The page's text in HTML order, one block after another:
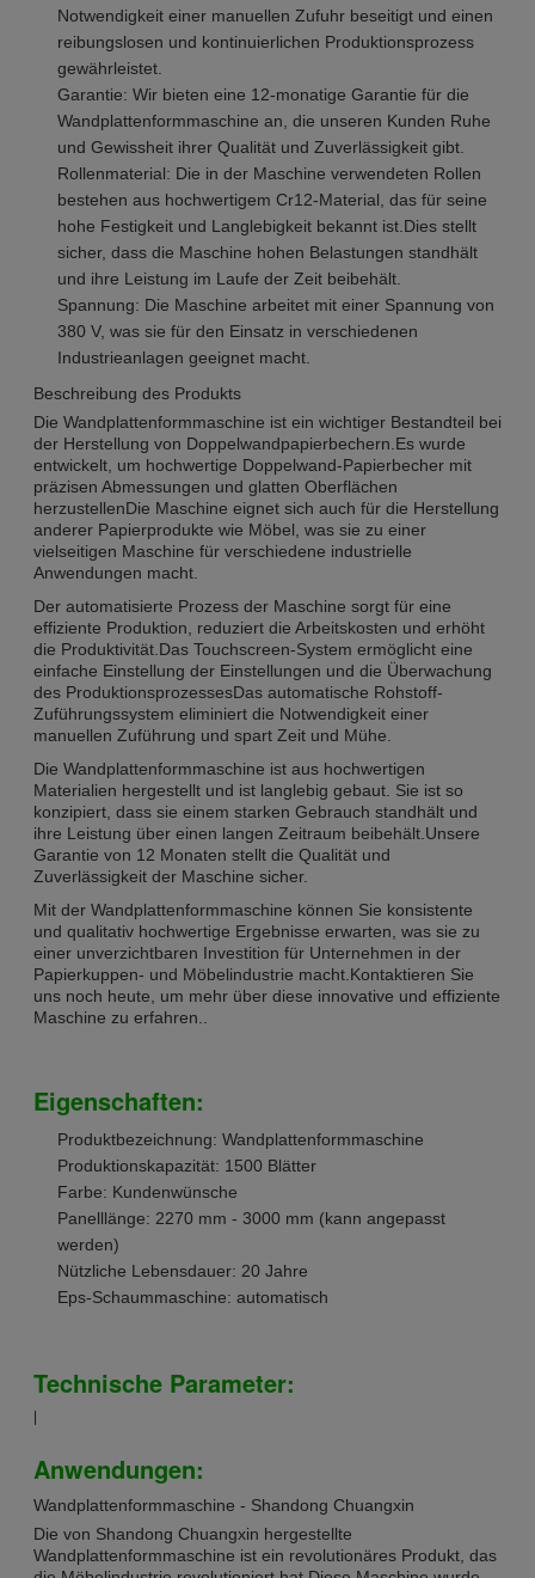
Notwendigkeit einer manuellen Zufuhr beseitigt und einen
reibungslosen und kontinuierlichen Produktionsprozess
gewährleistet.
Garantie: Wir bieten eine 12-monatige Garantie für die
Wandplattenformmaschine an, die unseren Kunden Ruhe
und Gewissheit ihrer Qualität und Zuverlässigkeit gibt.
Rollenmaterial: Die in der Maschine verwendeten Rollen
bestehen aus hochwertigem Cr12-Material, das für seine
hohe Festigkeit und Langlebigkeit bekannt ist.Dies stellt
sicher, dass die Maschine hohen Belastungen standhält
und ihre Leistung im Laufe der Zeit beibehält.
Spannung: Die Maschine arbeitet mit einer Spannung von
380 V, was sie für den Einsatz in verschiedenen
Industrieanlagen geeignet macht.
Beschreibung des Produkts
Die Wandplattenformmaschine ist ein wichtiger Bestandteil bei
der Herstellung von Doppelwandpapierbechern.Es wurde
entwickelt, um hochwertige Doppelwand-Papierbecher mit
präzisen Abmessungen und glatten Oberflächen
herzustellenDie Maschine eignet sich auch für die Herstellung
anderer Papierprodukte wie Möbel, was sie zu einer
vielseitigen Maschine für verschiedene industrielle
Anwendungen macht.
Der automatisierte Prozess der Maschine sorgt für eine
effiziente Produktion, reduziert die Arbeitskosten und erhöht
die Produktivität.Das Touchscreen-System ermöglicht eine
einfache Einstellung der Einstellungen und die Überwachung
des ProduktionsprozessesDas automatische Rohstoff-
Zuführungssystem eliminiert die Notwendigkeit einer
manuellen Zuführung und spart Zeit und Mühe.
Die Wandplattenformmaschine ist aus hochwertigen
Materialien hergestellt und ist langlebig gebaut. Sie ist so
konzipiert, dass sie einem starken Gebrauch standhält und
ihre Leistung über einen langen Zeitraum beibehält.Unsere
Garantie von 12 Monaten stellt die Qualität und
Zuverlässigkeit der Maschine sicher.
Mit der Wandplattenformmaschine können Sie konsistente
und qualitativ hochwertige Ergebnisse erwarten, was sie zu
einer unverzichtbaren Investition für Unternehmen in der
Papierkuppen- und Möbelindustrie macht.Kontaktieren Sie
uns noch heute, um mehr über diese innovative und effiziente
Maschine zu erfahren..
Eigenschaften:
Produktbezeichnung: Wandplattenformmaschine
Produktionskapazität: 1500 Blätter
Farbe: Kundenwünsche
Panelllänge: 2270 mm - 3000 mm (kann angepasst
werden)
Nützliche Lebensdauer: 20 Jahre
Eps-Schaummaschine: automatisch
Technische Parameter:
|
Anwendungen:
Wandplattenformmaschine - Shandong Chuangxin
Die von Shandong Chuangxin hergestellte
Wandplattenformmaschine ist ein revolutionäres Produkt, das